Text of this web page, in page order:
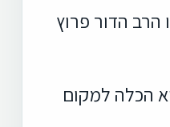
הרב הדור פרוץ
הכלה למקום